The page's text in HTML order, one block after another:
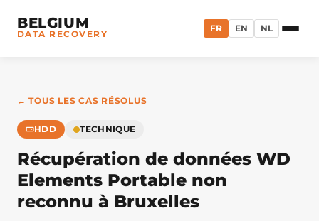
BELGIUM
DATA RECOVERY FR EN NL
← TOUS LES CAS RÉSOLUS
HDD TECHNIQUE
Récupération de données WD
Elements Portable non
reconnu à Bruxelles